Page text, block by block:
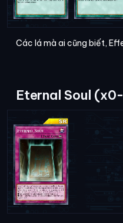
Các lá mà ai cũng biết,
Eternal Soul